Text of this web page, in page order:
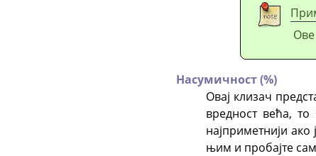
Ове
Насумичност (%)
Овај клизач
вредност већа,
најприметнији
њим и пробајте